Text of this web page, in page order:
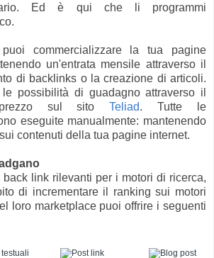
Ed è qui che li programmi
puoi commercializzare la tua pagine
un'entrata mensile attraverso il
di backlinks o la creazione di articoli.
possibilità di guadagno attraverso il
prezzo sul sitoTeliad. Tutte le
eseguite manualmente: mantenendo
contenuti della tua pagine internet.
link rilevanti per i motori di ricerca,
di incrementare il ranking sui motori
loro marketplace puoi offrire i seguenti